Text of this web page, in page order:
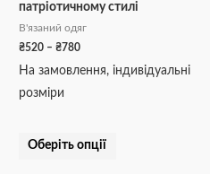
патріотичному стилі
В'язаний одяг
₴520 – ₴780
На замовлення, індивідуальні
розміри
Оберіть опції
варіантів.
вибрати